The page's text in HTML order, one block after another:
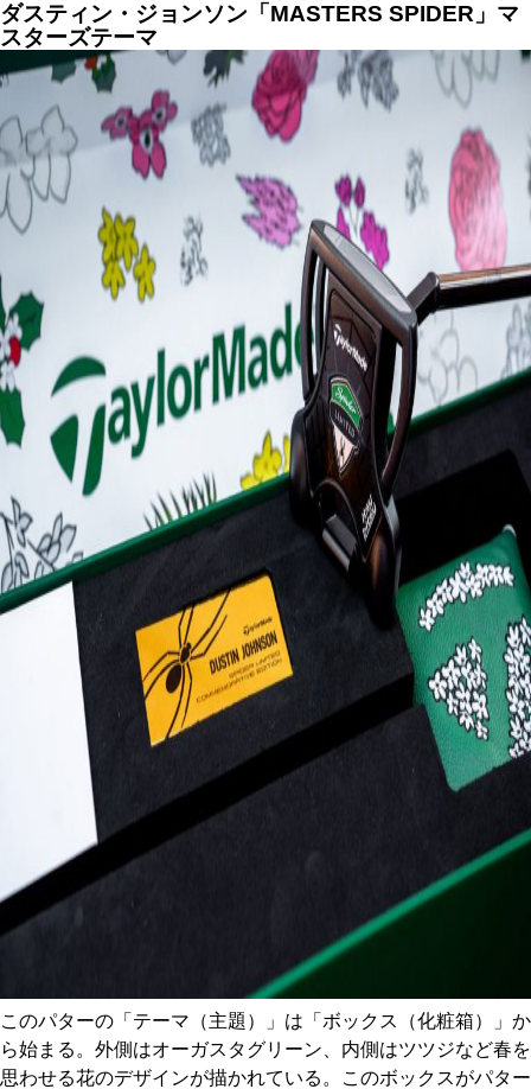
ダスティン・ジョンソン「MASTERS SPIDER」マ
スターズテーマ
このパターの「テーマ（主題）」は「ボックス（化粧箱）」か
ら始まる。外側はオーガスタグリーン、内側はツツジなど春を
思わせる花のデザインが描かれている。このボックスがパター